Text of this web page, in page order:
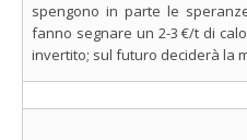
spengono in parte le
fanno segnare un 2-3 €/t di
invertito; sul futuro deciderà la